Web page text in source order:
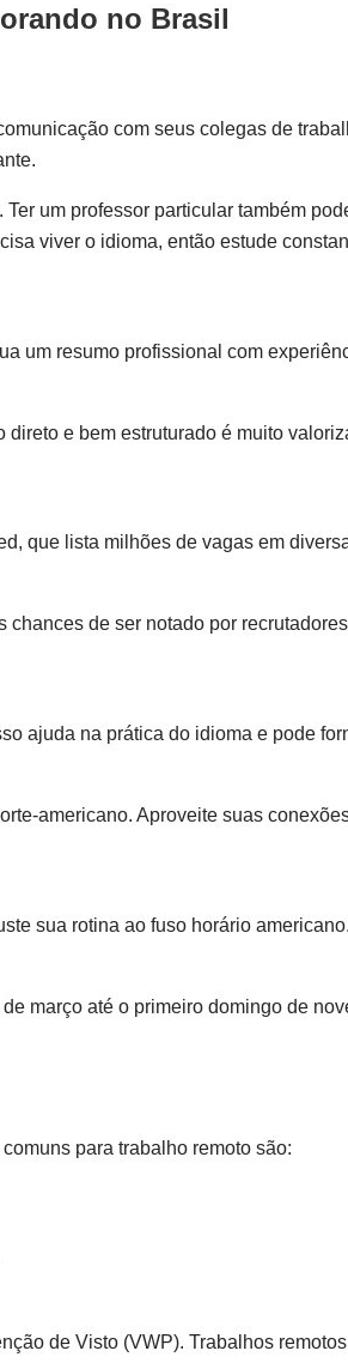
no Brasil
com seus colegas de
um professor particular também
viver o idioma, então estude
um resumo profissional com
e bem estruturado é muito
que lista milhões de vagas em
de ser notado por
ajuda na prática do idioma e pode
americano. Aproveite suas
sua rotina ao fuso horário
março até o primeiro domingo de
para trabalho remoto são:
de Visto (VWP). Trabalhos